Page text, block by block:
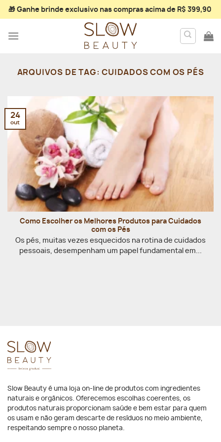
Skip
to
🎁 Ganhe brinde exclusivonas compras acima de R$ 399,90
ARQUIVOS DE TAG:CUIDADOS COM OS PÉS
Como Escolher os Melhores Produtos para Cuidados
com os Pés
Os pés, muitas vezes esquecidos na rotina de cuidados
pessoais, desempenham um papel fundamental em...
24
out
Slow Beauty é uma loja on-line de produtos com ingredientes
naturais e orgânicos. Oferecemos escolhas coerentes, os
produtos naturais proporcionam saúde e bem estar para quem
os usam e não geram descarte de resíduos no meio ambiente,
respeitando sempre o nosso planeta.